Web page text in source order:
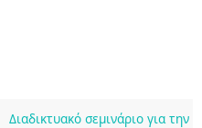
Διαδικτυακό σεμινάριο για την